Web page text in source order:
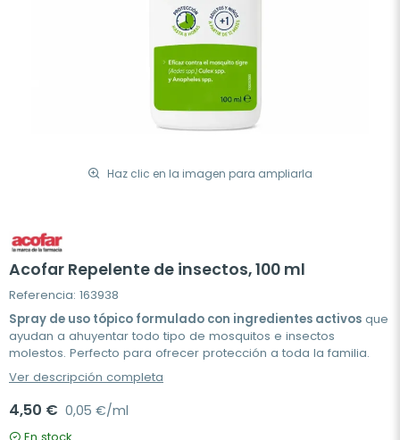
Haz clic en la imagen para ampliarla
Acofar Repelente de insectos, 100 ml
Referencia: 163938
Spray de uso tópico formulado con ingredientes activos que
ayudan a ahuyentar todo tipo de mosquitos e insectos
molestos. Perfecto para ofrecer protección a toda la familia.
Ver descripción completa
4,50 € 0,05 €/ml